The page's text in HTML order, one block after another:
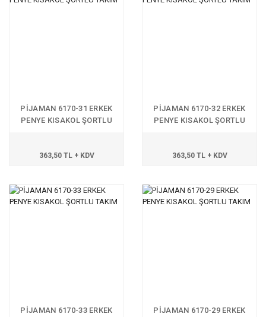
PİJAMAN 6170-31 ERKEK
PENYE KISAKOL ŞORTLU
363,50 TL + KDV
PİJAMAN 6170-32 ERKEK
PENYE KISAKOL ŞORTLU
363,50 TL + KDV
PİJAMAN 6170-33 ERKEK
PİJAMAN 6170-29 ERKEK